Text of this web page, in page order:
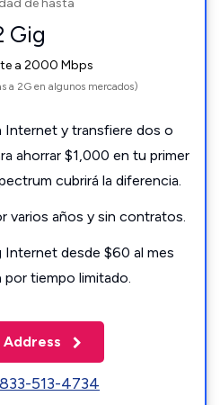
de hasta
Gig
a 2000 Mbps
a 2G en algunos mercados)
Internet y transfiere dos o
ahorrar $1,000 en tu primer
cubrirá la diferencia.
varios años y sin contratos.
Internet desde $60 al mes
tiempo limitado.
Address
833-513-4734